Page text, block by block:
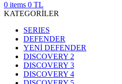
0 items 0 TL
KATEGORİLER
SERIES
DEFENDER
YENİ DEFENDER
DISCOVERY 2
DISCOVERY 3
DISCOVERY 4